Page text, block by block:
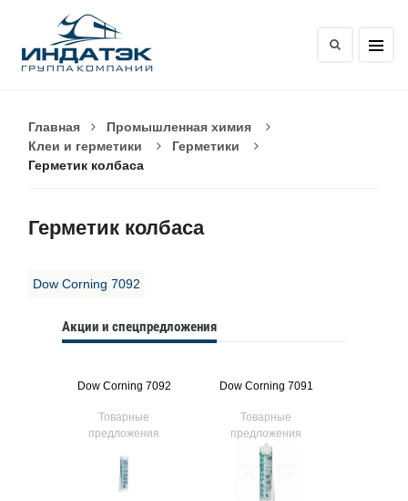
Главная
Промышленная химия
Клеи и герметики
Герметики
Герметик колбаса
Герметик колбаса
Dow Corning 7092
Акции и спецпредложения
Dow Corning 7092
Товарные
предложения
Dow Corning 7091
Товарные
предложения